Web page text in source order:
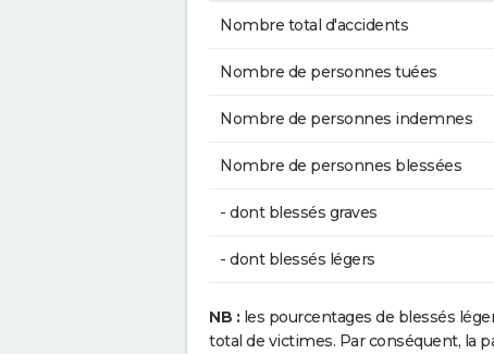
Nombre total d'accidents
Nombre de personnes tuées
Nombre de personnes indemnes
Nombre de personnes blessées
- dont blessés graves
- dont blessés légers
NB : les pourcentages de blessés
total de victimes. Par conséquent, la